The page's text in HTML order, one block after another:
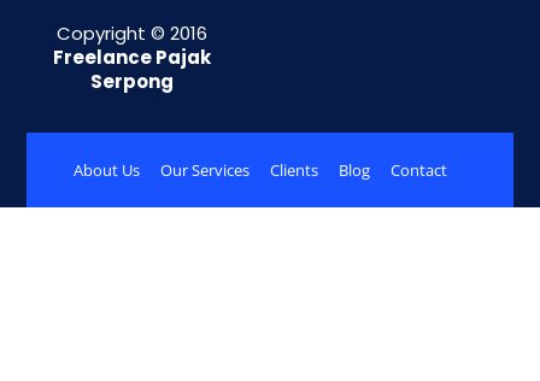
About Us Our Services Clients Blog Contact
Copyright © 2016
Freelance Pajak
Serpong